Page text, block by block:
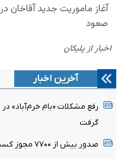
آخرین اخبار
رفع مشکلات «بام خرم‌آباد»
گرفت
صدور بیش از ۷۷۰۰ مجوز کسب‌وکار در قزوین